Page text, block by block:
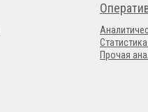
Прочая